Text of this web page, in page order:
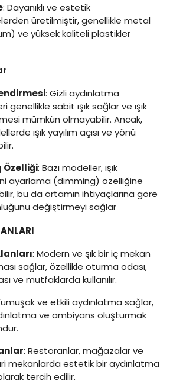
: Dayanıklı ve estetik
üretilmiştir, genellikle metal
ve yüksek kaliteli plastikler
: Gizli aydınlatma
genellikle sabit ışık sağlar ve ışık
mümkün olmayabilir. Ancak,
ışık yayılım açısı ve yönü
Özelliği: Bazı modeller, ışık
ayarlama (dimming) özelliğine
bu da ortamın ihtiyaçlarına göre
değiştirmeyi sağlar
: Modern ve şık bir iç mekan
sağlar, özellikle oturma odası,
ve mutfaklarda kullanılır.
ve etkili aydınlatma sağlar,
ve ambiyans oluşturmak
: Restoranlar, mağazalar ve
mekanlarda estetik bir aydınlatma
tercih edilir.